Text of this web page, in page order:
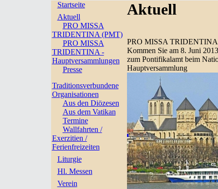
Startseite
Aktuell
PRO MISSA
TRIDENTINA (PMT)
PRO MISSA
TRIDENTINA -
Hauptversammlungen
Presse
Traditionsverbundene
Organisationen
Aus den Diözesen
Aus dem Vatikan
Termine
Wallfahrten /
Exerzitien /
Ferienfreizeiten
Liturgie
Hl. Messen
Verein
Aktuell
PRO MISSA
Kommen Sie am 8. Juni
zum Pontifikalamt beim
Hauptversammlung